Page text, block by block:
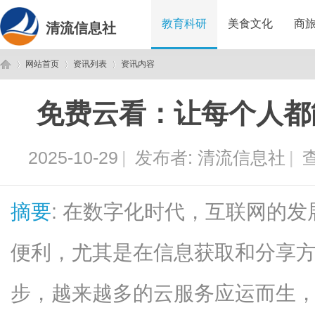
清流信息社 教育科研 美食文化 商
网站首页
›
资讯列表
›
资讯内容
免费云看：让每个人
2025-10-29 | 发布者: 清流信息社 |
摘要: 在数字化时代，互联网的
便利，尤其是在信息获取和分享
步，越来越多的云服务应运而生